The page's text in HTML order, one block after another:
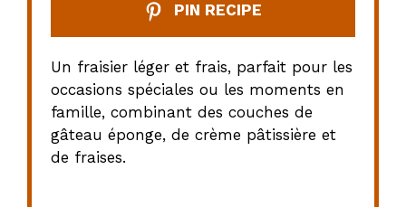
PIN RECIPE
Un fraisier léger et frais, parfait pour les
occasions spéciales ou les moments en
famille, combinant des couches de
gâteau éponge, de crème pâtissière et
de fraises.